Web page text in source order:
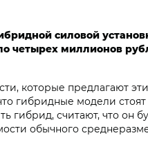
силовой
четырех миллионов
которые предлагают
гибридные модели
гибрид, считают, что он
обычного